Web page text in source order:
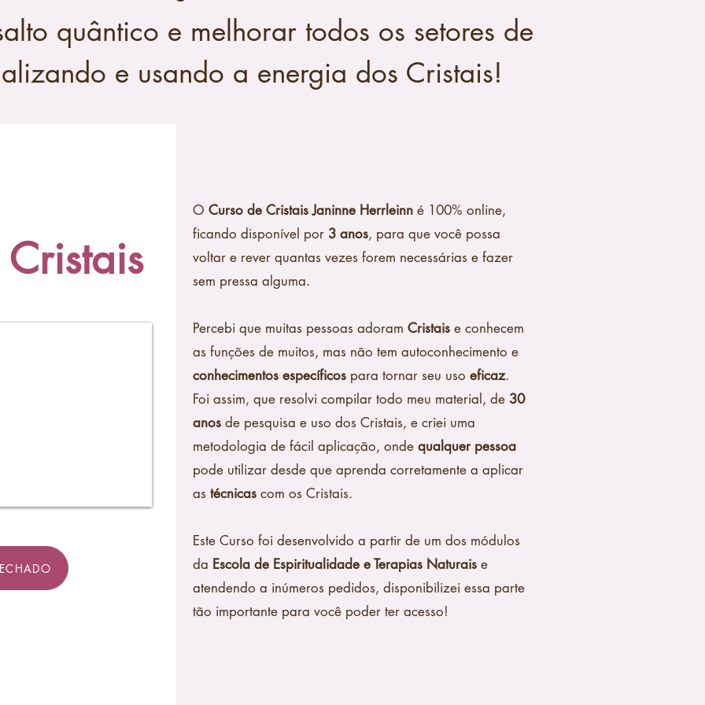
quântico e melhorar todos os setores de
e usando a energia dos Cristais!
O Curso de Cristais Janinne Herrleinn é 100% online,
ficando disponível por 3 anos, para que você possa
voltar e rever quantas vezes forem necessárias e fazer
sem pressa alguma.
Percebi que muitas pessoas adoram Cristais e conhecem
as funções de muitos, mas não tem autoconhecimento e
conhecimentos específicos para tornar seu uso eficaz.
Foi assim, que resolvi compilar todo meu material, de 30
anos de pesquisa e uso dos Cristais, e criei uma
metodologia de fácil aplicação, onde qualquer pessoa
pode utilizar desde que aprenda corretamente a aplicar
as técnicas com os Cristais.
Este Curso foi desenvolvido a partir de um dos módulos
da Escola de Espiritualidade e Terapias Naturais e
atendendo a inúmeros pedidos, disponibilizei essa parte
tão importante para você poder ter acesso!